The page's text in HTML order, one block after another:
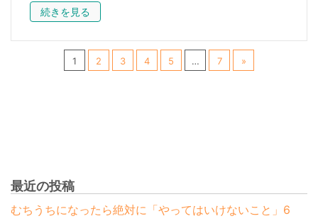
続きを見る
1 2 3 4 5 … 7 »
最近の投稿
むちうちになったら絶対に「やってはいけないこと」6